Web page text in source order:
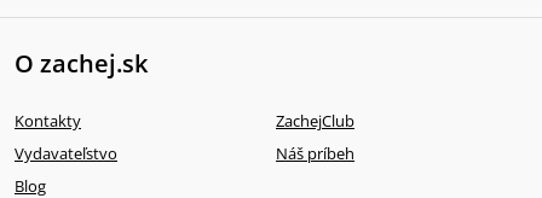
O zachej.sk
Kontakty
ZachejClub
Vydavateľstvo
Náš príbeh
Blog